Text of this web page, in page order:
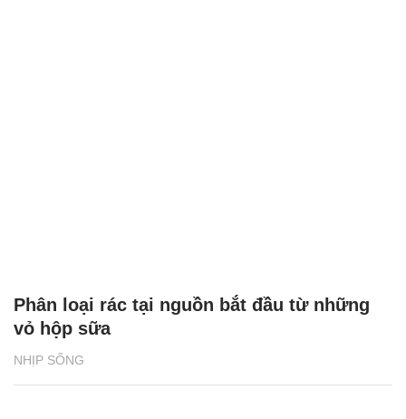
NHỊP SỐNG
Phân loại rác tại nguồn bắt đầu từ những
vỏ hộp sữa